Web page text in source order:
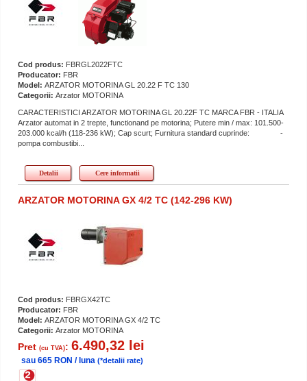
Cod produs: FBRGL2022FTC
Producator: FBR
Model: ARZATOR MOTORINA GL 20.22 F TC 130
Categorii: Arzator MOTORINA
CARACTERISTICI ARZATOR MOTORINA GL 20.22F TC MARCA FBR - ITALIA
Arzator automat in 2 trepte, functionand pe motorina; Putere min / max: 101.500-
203.000 kcal/h (118-236 kW); Cap scurt; Furnitura standard cuprinde: -
pompa combustibi...
Detalii Cere informatii
ARZATOR MOTORINA GX 4/2 TC (142-296 KW)
Cod produs: FBRGX42TC
Producator: FBR
Model: ARZATOR MOTORINA GX 4/2 TC
Categorii: Arzator MOTORINA
Pret (cu TVA): 6.490,32 lei
sau 665 RON / luna (*detalii rate)